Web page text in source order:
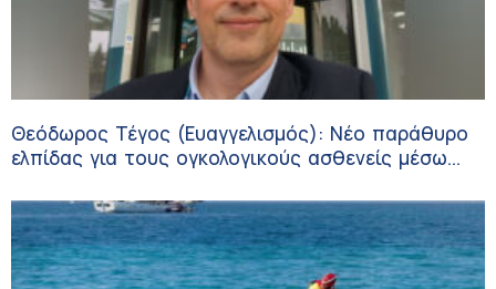
Θεόδωρος Τέγος (Ευαγγελισμός): Νέο παράθυρο
ελπίδας για τους ογκολογικούς ασθενείς μέσω